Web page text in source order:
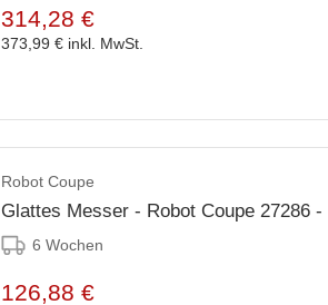
314,28 €
373,99 € inkl. MwSt.
Robot Coupe
Glattes Messer - Robot Coupe 27286
6 Wochen
126,88 €